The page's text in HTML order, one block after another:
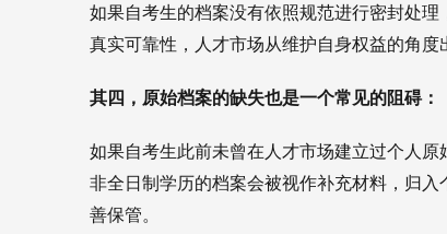
如果自考生的档案没有依照规范进行密封处
真实可靠性，人才市场从维护自身权益的角度
其四，原始档案的缺失也是一个常见的阻碍：
如果自考生此前未曾在人才市场建立过个人
非全日制学历的档案会被视作补充材料，归
善保管。